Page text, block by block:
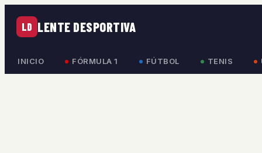
LD LENTE DESPORTIVA
INICIO FÓRMULA 1 FÚTBOL TENIS